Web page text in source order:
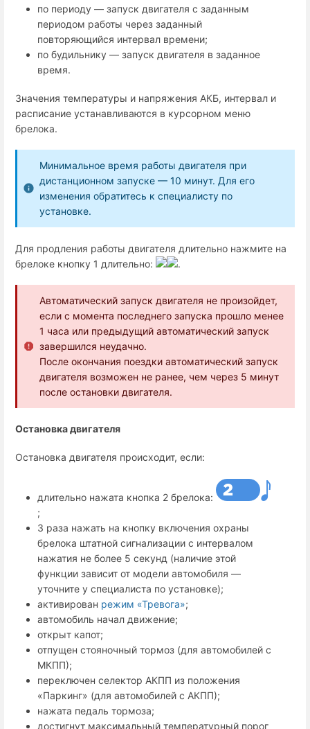
по периоду — запуск двигателя с заданным
периодом работы через заданный
повторяющийся интервал времени;
по будильнику — запуск двигателя в заданное
время.
Значения температуры и напряжения АКБ, интервал и
расписание устанавливаются в курсорном меню
брелока.
Минимальное время работы двигателя при
дистанционном запуске — 10 минут. Для его
изменения обратитесь к специалисту по
установке.
Для продления работы двигателя длительно нажмите на
брелоке кнопку 1 длительно:
.
Автоматический запуск двигателя не произойдет,
если с момента последнего запуска прошло менее
1 часа или предыдущий автоматический запуск
завершился неудачно.
После окончания поездки автоматический запуск
двигателя возможен не ранее, чем через 5 минут
после остановки двигателя.
Остановка двигателя
Остановка двигателя происходит, если:
длительно нажата кнопка 2 брелока:
;
3 раза нажать на кнопку включения охраны
брелока штатной сигнализации с интервалом
нажатия не более 5 секунд (наличие этой
функции зависит от модели автомобиля —
уточните у специалиста по установке);
активирован режим «Тревога»;
автомобиль начал движение;
открыт капот;
отпущен стояночный тормоз (для автомобилей с
МКПП);
переключен селектор АКПП из положения
«Паркинг» (для автомобилей с АКПП);
нажата педаль тормоза;
достигнут максимальный температурный порог